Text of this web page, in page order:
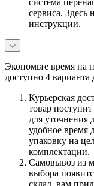
сервиса. Здесь
инструкции.
Экономьте время на
доступно 4 варианта
Курьерская
товар
для уточнения
удобное время
упаковку на
комплектации.
Самовывоз из
выбора
склад, вам